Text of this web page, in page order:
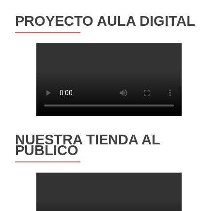
PROYECTO AULA DIGITAL
NUESTRA TIENDA AL
PÚBLICO